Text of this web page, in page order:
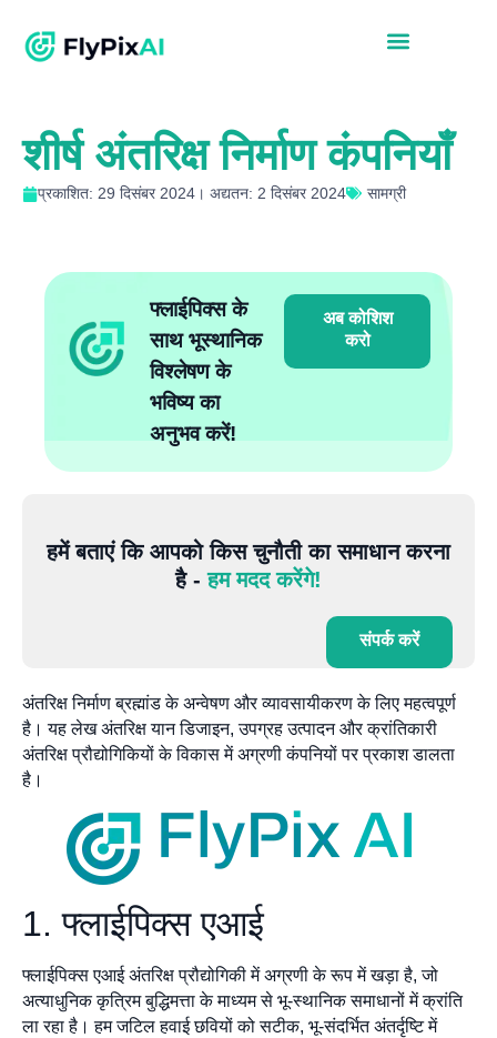
शीर्ष अंतरिक्ष निर्माण कंपनियाँ
प्रकाशित: 29 दिसंबर 2024। अद्यतन: 2 दिसंबर 2024 सामग्री
फ्लाईपिक्स के
साथ भूस्थानिक
विश्लेषण के
भविष्य का
अनुभव करें!
अब कोशिश
करो
हमें बताएं कि आपको किस चुनौती का समाधान करना
है -हम मदद करेंगे!
संपर्क करें
अंतरिक्ष निर्माण ब्रह्मांड के अन्वेषण और व्यावसायीकरण के लिए महत्वपूर्ण
है। यह लेख अंतरिक्ष यान डिजाइन, उपग्रह उत्पादन और क्रांतिकारी
अंतरिक्ष प्रौद्योगिकियों के विकास में अग्रणी कंपनियों पर प्रकाश डालता
है।
1. फ्लाईपिक्स एआई
फ्लाईपिक्स एआई अंतरिक्ष प्रौद्योगिकी में अग्रणी के रूप में खड़ा है, जो
अत्याधुनिक कृत्रिम बुद्धिमत्ता के माध्यम से भू-स्थानिक समाधानों में क्रांति
ला रहा है। हम जटिल हवाई छवियों को सटीक, भू-संदर्भित अंतर्दृष्टि में